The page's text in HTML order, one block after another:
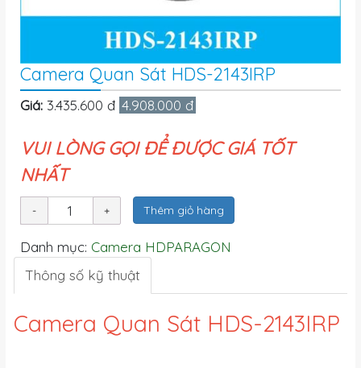
Camera Quan Sát HDS-2143IRP
Giá: 3.435.600 đ 4.908.000 đ
VUI LÒNG GỌI ĐỂ ĐƯỢC GIÁ TỐT
NHẤT
Thêm giỏ hàng
Danh mục: Camera HDPARAGON
Thông số kỹ thuật
Camera Quan Sát HDS-2143IRP